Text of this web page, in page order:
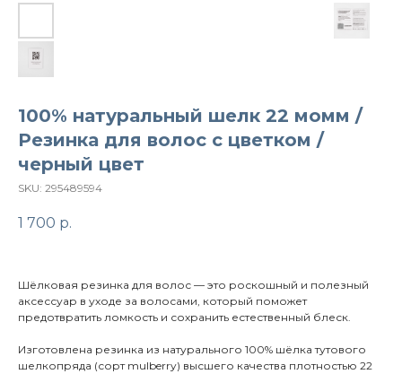
100% натуральный шелк 22 момм /
Резинка для волос с цветком /
черный цвет
SKU: 295489594
1 700 р.
Шёлковая резинка для волос — это роскошный и полезный
аксессуар в уходе за волосами, который поможет
предотвратить ломкость и сохранить естественный блеск.
Изготовлена резинка из натурального 100% шёлка тутового
шелкопряда (сорт mulberry) высшего качества плотностью 22